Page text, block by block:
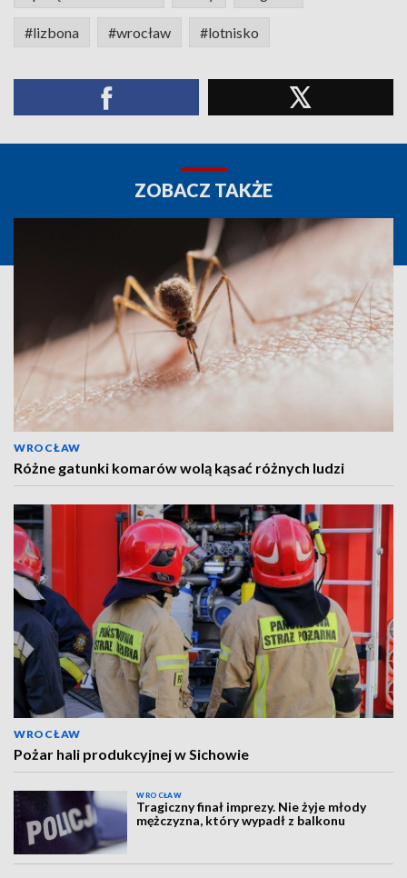
#lizbona #wrocław #lotnisko
ZOBACZ TAKŻE
WROCŁAW
Różne gatunki komarów wolą kąsać różnych ludzi
WROCŁAW
Pożar hali produkcyjnej w Sichowie
WROCŁAW
Tragiczny finał imprezy. Nie żyje młody
mężczyzna, który wypadł z balkonu